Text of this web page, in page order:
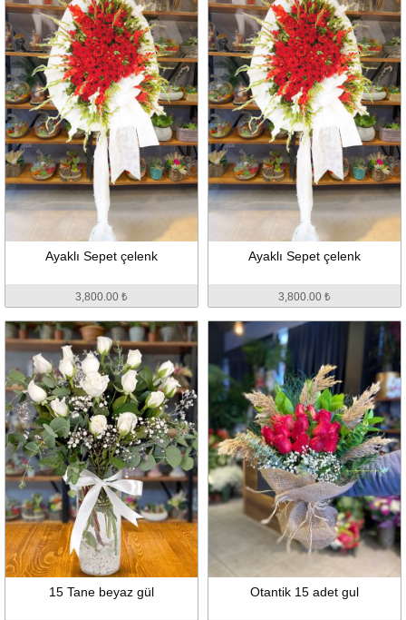
Ayaklı Sepet çelenk
3,800.00 ₺
Ayaklı Sepet çelenk
3,800.00 ₺
15 Tane beyaz gül Otantik 15 adet gul